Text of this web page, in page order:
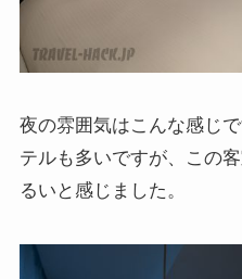
夜の雰囲気はこんな感じ
テルも多いですが、この
るいと感じました。